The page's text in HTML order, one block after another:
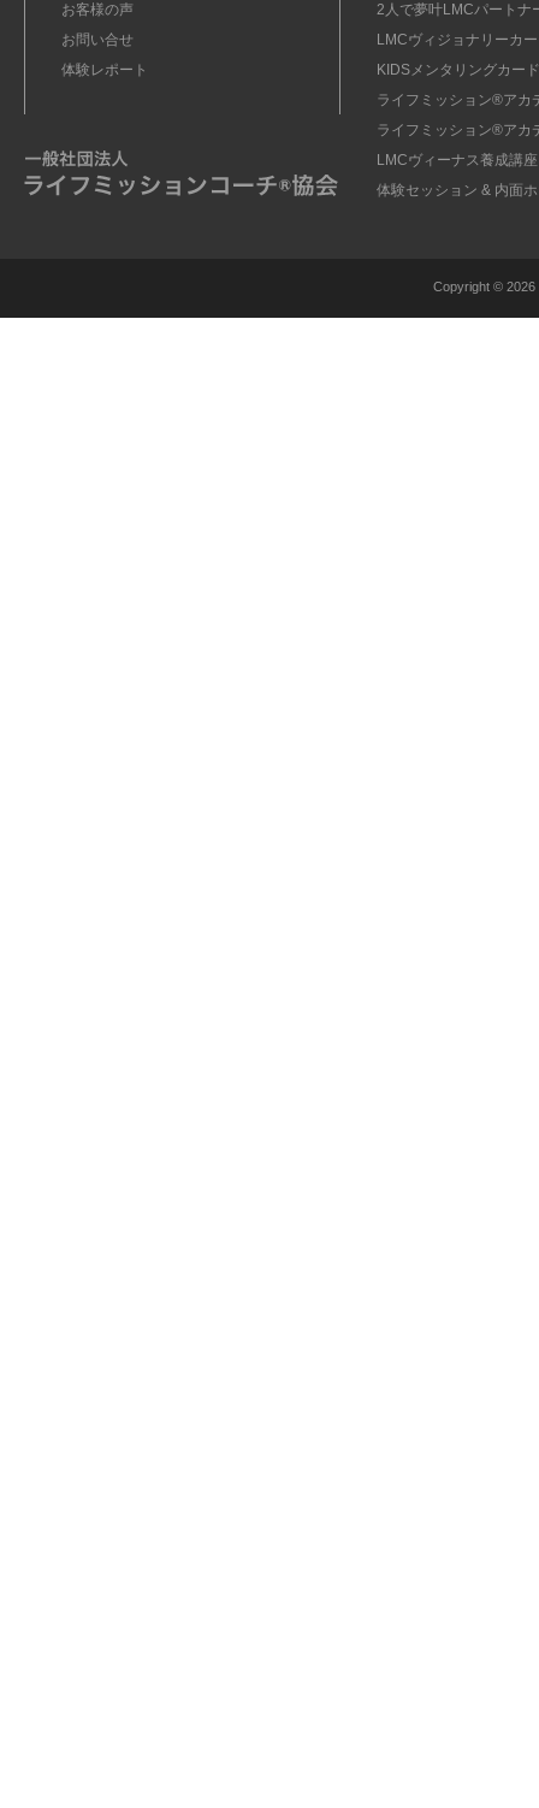
お客様の声
お問い合せ
体験レポート
2人で夢叶LMCパートナ
LMCヴィジョナリーカ
KIDSメンタリングカー
ライフミッション®︎アカ
ライフミッション®︎アカ
LMCヴィーナス養成講座
体験セッション & 内面
Copyright © 2026